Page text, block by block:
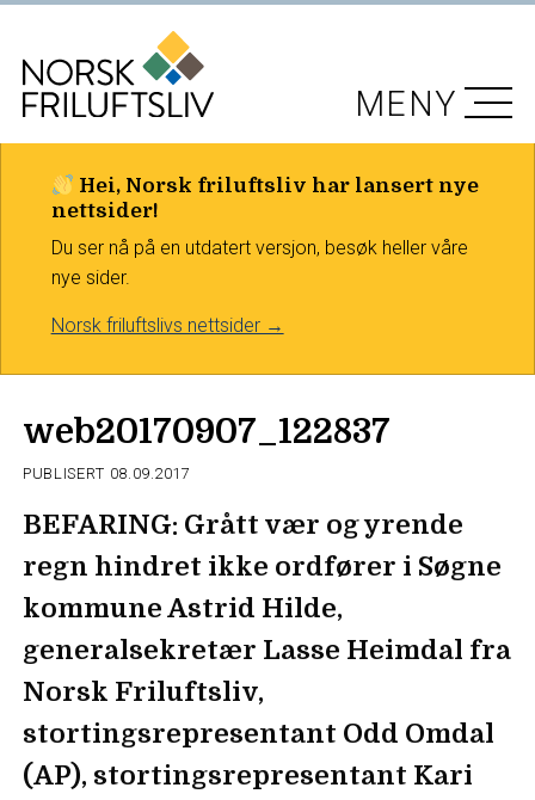
Hei, Norsk friluftsliv har lansert nye
nettsider!
Du ser nå på en utdatert versjon, besøk heller våre
nye sider.
Norsk friluftslivs nettsider →
MENY
web20170907_122837
PUBLISERT 08.09.2017
BEFARING: Grått vær og yrende
regn hindret ikke ordfører i Søgne
kommune Astrid Hilde,
generalsekretær Lasse Heimdal fra
Norsk Friluftsliv,
stortingsrepresentant Odd Omdal
(AP), stortingsrepresentant Kari